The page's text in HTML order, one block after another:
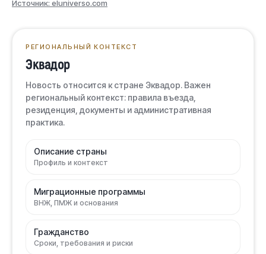
Источник: eluniverso.com
РЕГИОНАЛЬНЫЙ КОНТЕКСТ
Эквадор
Новость относится к стране Эквадор. Важен
региональный контекст: правила въезда,
резиденция, документы и административная
практика.
Описание страны
Профиль и контекст
Миграционные программы
ВНЖ, ПМЖ и основания
Гражданство
Сроки, требования и риски